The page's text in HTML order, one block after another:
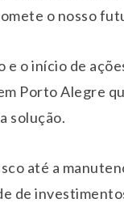
o nosso
e o início de
Porto Alegre
solução.
até a
de